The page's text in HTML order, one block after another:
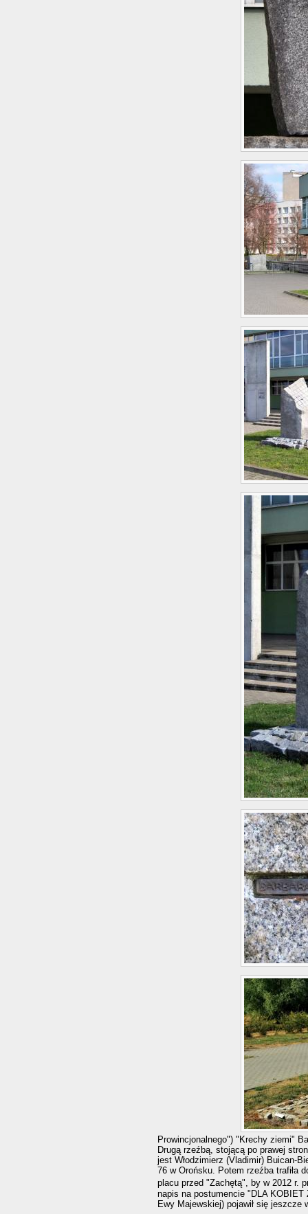
Prowincjonalnego") "Krechy ziemi"
Drugą rzeźbą, stojącą po prawej
jest Włodzimierz (Vladimir) Buican-
76 w Orońsku. Potem rzeźba trafiła
placu przed "Zachętą", by w 2012 r.
napis na postumencie "DLA
Ewy Majewskiej) pojawił się jeszcze